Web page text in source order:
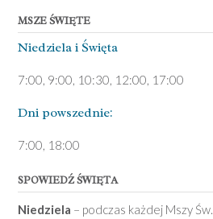
MSZE ŚWIĘTE
Niedziela ­i Święta
7:00, 9:00, 10:30, 12:00, 17:00
Dni pows­zednie:
7­:00, 18:00­
SPOWIEDŹ ŚWIĘTA
Niedziela – podczas każdej Mszy Św.